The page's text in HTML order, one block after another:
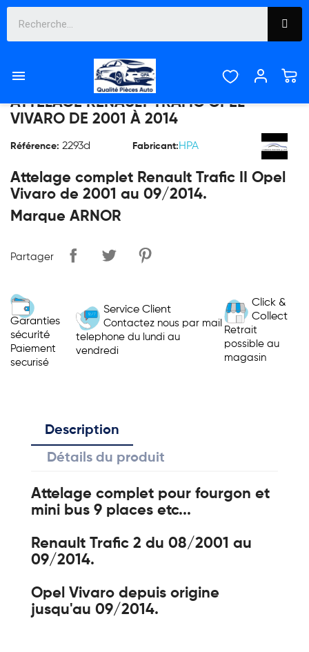

ATTELAGE RENAULT TRAFIC OPEL
VIVARO DE 2001 À 2014
Référence: 2293d Fabricant: HPA
Attelage complet Renault Trafic II Opel
Vivaro de 2001 au 09/2014.
Marque ARNOR
Partager
Garanties
sécurité
Paiement
securisé
Service Client
Contactez nous par mail
telephone du lundi au
vendredi
Click &
Collect
Retrait
possible au
magasin
Description
Détails du produit
Attelage complet pour fourgon et
mini bus 9 places etc...
Renault Trafic 2 du 08/2001 au
09/2014.
Opel Vivaro depuis origine
jusqu'au 09/2014.